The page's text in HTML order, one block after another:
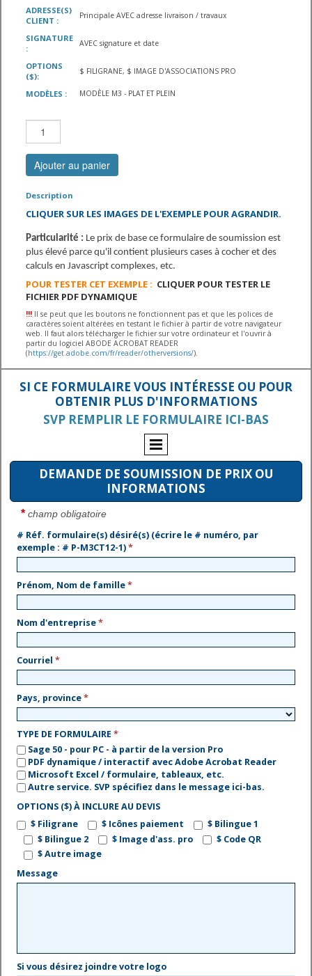
ADRESSE(S)
CLIENT :
Principale AVEC adresse livraison / travaux
SIGNATURE
:
AVEC signature et date
OPTIONS
($):
$ FILIGRANE, $ IMAGE D'ASSOCIATIONS PRO
MODÈLES : MODÈLE M3 - PLAT ET PLEIN
Ajouter au panier
Description
CLIQUER SUR LES IMAGES DE L'EXEMPLE POUR AGRANDIR.
Particularité : Le prix de base ce formulaire de soumission est
plus élevé parce qu'il contient plusieurs cases à cocher et des
calculs en Javascript complexes, etc.
POUR TESTER CET EXEMPLE : CLIQUER POUR TESTER LE
FICHIER PDF DYNAMIQUE
!!! Il se peut que les boutons ne fonctionnent pas et que les polices de
caractères soient altérées en testant le fichier à partir de votre navigateur
web. Il faut alors télécharger le fichier sur votre ordinateur et l'ouvrir à
partir du logiciel ABODE ACROBAT READER
(https://get.adobe.com/fr/reader/otherversions/).
SI CE FORMULAIRE VOUS INTÉRESSE OU POUR
OBTENIR PLUS D'INFORMATIONS
SVP REMPLIR LE FORMULAIRE ICI-BAS
DEMANDE DE SOUMISSION DE PRIX OU
INFORMATIONS
* champ obligatoire
# Réf. formulaire(s) désiré(s) (écrire le # numéro, par
exemple : # P-M3CT12-1)*
Prénom, Nom de famille*
Nom d'entreprise*
Courriel *
Pays, province*
TYPE DE FORMULAIRE *
Sage 50 - pour PC - à partir de la version Pro
PDF dynamique / interactif avec Adobe Acrobat Reader
Microsoft Excel / formulaire, tableaux, etc.
Autre service. SVP spécifiez dans le message ici-bas.
OPTIONS ($) À INCLURE AU DEVIS
$ Filigrane
$ Icônes paiement
$ Bilingue 1
$ Bilingue 2
$ Image d'ass. pro
$ Code QR
$ Autre image
Message
Si vous désirez joindre votre logo